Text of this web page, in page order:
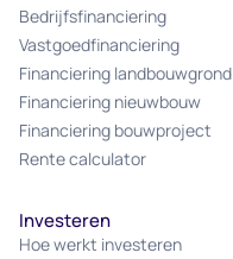
Bedrijfsfinanciering
Vastgoedfinanciering
Financiering landbouwgrond
Financiering nieuwbouw
Financiering bouwproject
Rente calculator
Investeren
Hoe werkt investeren